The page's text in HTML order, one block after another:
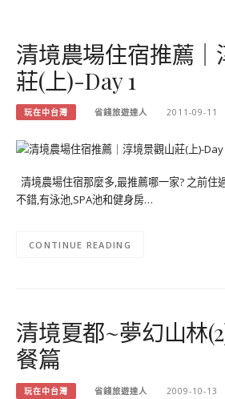
清境農場住宿推薦｜
莊(上)-Day 1
玩在中台灣 省錢旅遊達人 2011-09-11
清境農場住宿那麼多,最推薦哪一家? 之前住
不錯,有泳池,SPA池和健身房…
CONTINUE READING
清境夏都~夢幻山林
餐篇
玩在中台灣 省錢旅遊達人 2009-10-13